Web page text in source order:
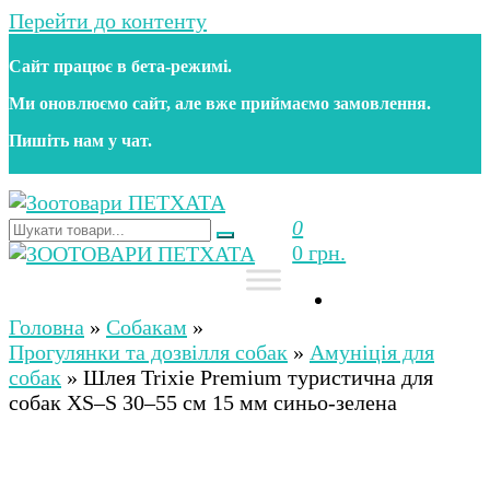
Перейти до контенту
Сайт працює в бета‑режимі.
Ми оновлюємо сайт, але вже приймаємо замовлення.
Пишіть нам у чат.
Зоотовари ПЕТХАТА
Зоомагазин для собак та котів | Корм, іграшки,
аксесуари та догляд за тваринами. Доставка по
0
0 грн.
Зоомагазин для собак та котів | Корм, іграшки,
аксесуари та догляд за тваринами. Доставка по
Україні
Головна » Собакам »
Прогулянки та дозвілля собак » Амуніція для
собак » Шлея Trixie Premium туристична для
собак XS–S 30–55 см 15 мм синьо-зелена